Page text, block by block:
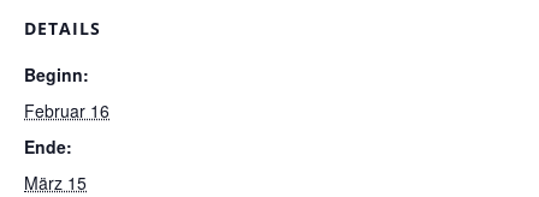
DETAILS
Beginn:
Februar 16
Ende:
März 15